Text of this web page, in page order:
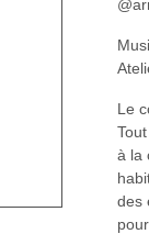
Le
à la
des